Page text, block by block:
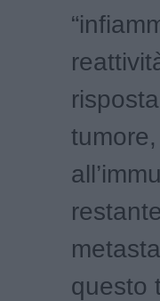
questo